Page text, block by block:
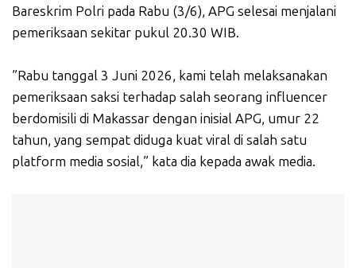
Bareskrim Polri pada Rabu (3/6), APG selesai menjalani
pemeriksaan sekitar pukul 20.30 WIB.
”Rabu tanggal 3 Juni 2026, kami telah melaksanakan
pemeriksaan saksi terhadap salah seorang influencer
berdomisili di Makassar dengan inisial APG, umur 22
tahun, yang sempat diduga kuat viral di salah satu
platform media sosial,” kata dia kepada awak media.